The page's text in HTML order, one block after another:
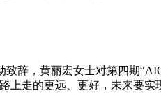
，黄丽宏女士对第四期
走的更远、更好，未来要实